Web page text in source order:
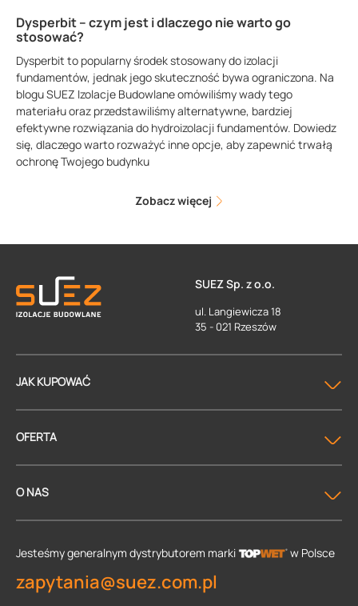
Dysperbit – czym jest i dlaczego nie warto go
stosować?
Dysperbit to popularny środek stosowany do izolacji
fundamentów, jednak jego skuteczność bywa ograniczona. Na
blogu SUEZ Izolacje Budowlane omówiliśmy wady tego
materiału oraz przedstawiliśmy alternatywne, bardziej
efektywne rozwiązania do hydroizolacji fundamentów. Dowiedz
się, dlaczego warto rozważyć inne opcje, aby zapewnić trwałą
ochronę Twojego budynku
Zobacz więcej
SUEZ Sp. z o.o.
ul. Langiewicza 18
35 - 021 Rzeszów
JAK KUPOWAĆ
OFERTA
O NAS
Jesteśmy generalnym dystrybutorem marki w Polsce
zapytania@suez.com.pl